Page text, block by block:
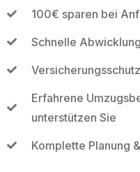
100€ sparen bei
Schnelle
Erfahrene
unterstützen Sie
Komplette Planung